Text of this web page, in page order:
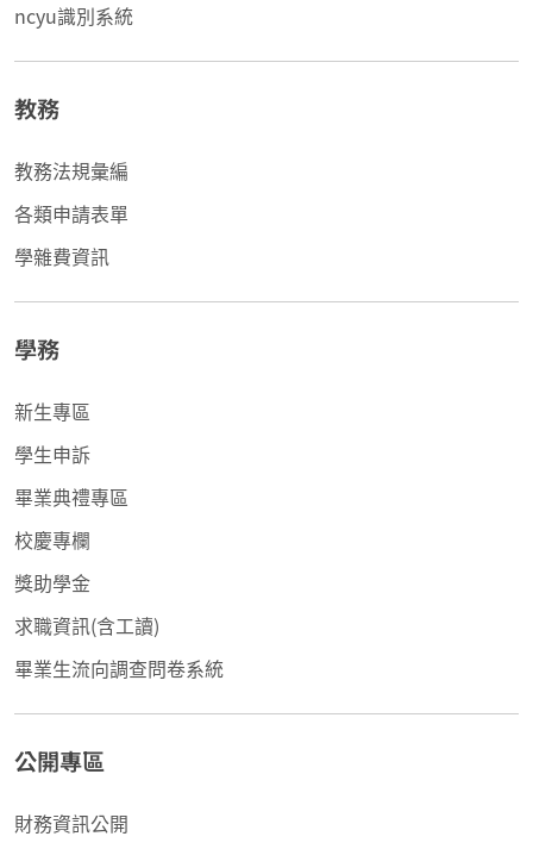
ncyu識別系統
教務
教務法規彙編
各類申請表單
學雜費資訊
學務
新生專區
學生申訴
畢業典禮專區
校慶專欄
獎助學金
求職資訊(含工讀)
畢業生流向調查問卷系統
公開專區
財務資訊公開